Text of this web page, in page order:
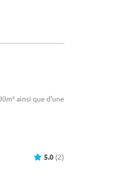
ainsi que d'une
5.0 (2)